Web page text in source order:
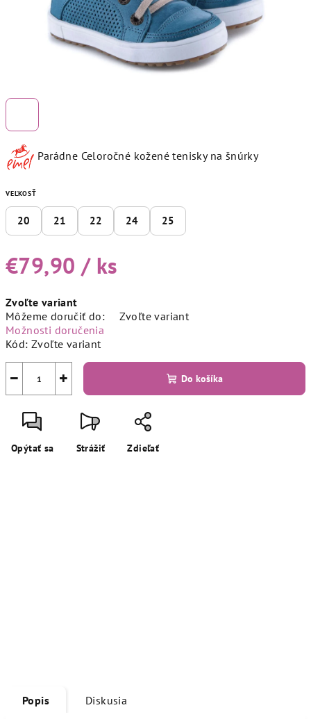
Parádne Celoročné kožené tenisky na šnúrky
VEĽKOSŤ
20 21 22 24 25
€79,90 / ks
cena:
Zvoľte variant
Môžeme doručiť do:
Zvoľte variant
Možnosti doručenia
Kód: Zvoľte variant
+
− Do košíka
Opýtať sa Strážiť Zdieľať
Popis Diskusia